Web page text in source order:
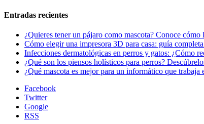
Entradas recientes
¿Quieres tener un pájaro como mascota? Conoce
Cómo elegir una impresora 3D para casa: guía
Infecciones dermatológicas en perros y gatos: ¿Cómo
¿Qué son los piensos holísticos para perros?
¿Qué mascota es mejor para un informático que trabaja
Facebook
Twitter
Google
RSS